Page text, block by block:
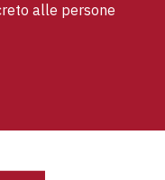
alle persone